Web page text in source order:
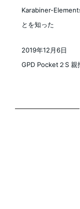
Karabiner-
とを知った
GPD Pocket２S 親
2019年12月6日